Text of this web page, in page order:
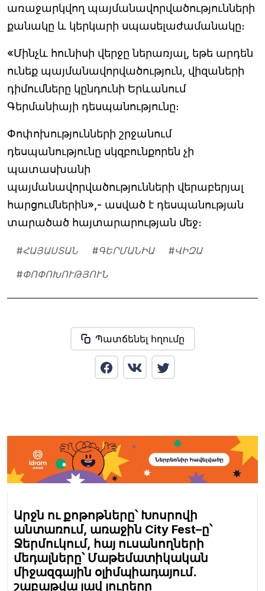
առաջարկվող պայմանավորվածությունների
քանակը և կերկարի սպասելաժամանակը։
«Մինչև հունիսի վերջը ներառյալ, եթե արդեն
ունեք պայմանավորվածություն, վիզաների
դիմումները կընդունի Երևանում
Գերմանիայի դեսպանությունը։
Փոփոխությունների շրջանում
դեսպանությունը սկզբունքորեն չի
պատասխանի
պայմանավորվածությունների վերաբերյալ
հարցումներին»,- ասված է դեսպանության
տարածած հայտարարության մեջ։
#ՀԱՅԱՍՏԱՆ #ԳԵՐՄԱՆԻԱ #ՎԻԶԱ
#ՓՈՓՈԽՈՒԹՅՈՒՆ
Պատճենել հղումը
Արջն ու քոթոթները՝ Խոսրովի
անտառում, առաջին City Fest–ը՝
Ջերմուկում, հայ ուսանողների
մեդալները՝ Մաթեմատիկական
միջազգային օլիմպիադայում․
շաբաթվա լավ լուրերը